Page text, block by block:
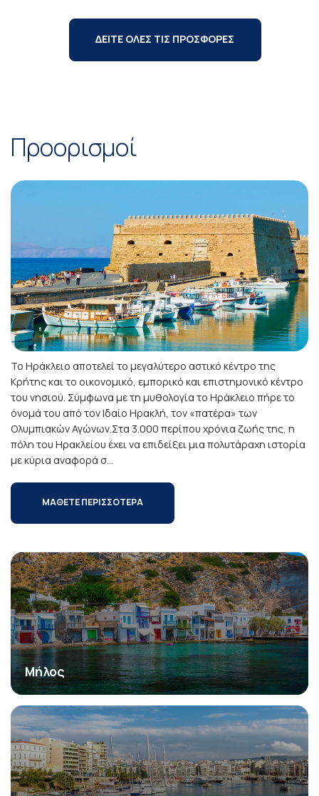
ΔΕΙΤΕ ΟΛΕΣ ΤΙΣ ΠΡΟΣΦΟΡΕΣ
Προορισμοί
Το Ηράκλειο αποτελεί το μεγαλύτερο αστικό κέντρο της
Κρήτης και το οικονομικό, εμπορικό και επιστημονικό κέντρο
του νησιού. Σύμφωνα με τη μυθολογία το Ηράκλειο πήρε το
όνομά του από τον Ιδαίο Ηρακλή, τον «πατέρα» των
Ολυμπιακών Αγώνων.Στα 3.000 περίπου χρόνια ζωής της, η
πόλη του Ηρακλείου έχει να επιδείξει μια πολυτάραχη ιστορία
με κύρια αναφορά σ...
ΜΑΘΕΤΕ ΠΕΡΙΣΣΟΤΕΡΑ
Μήλος